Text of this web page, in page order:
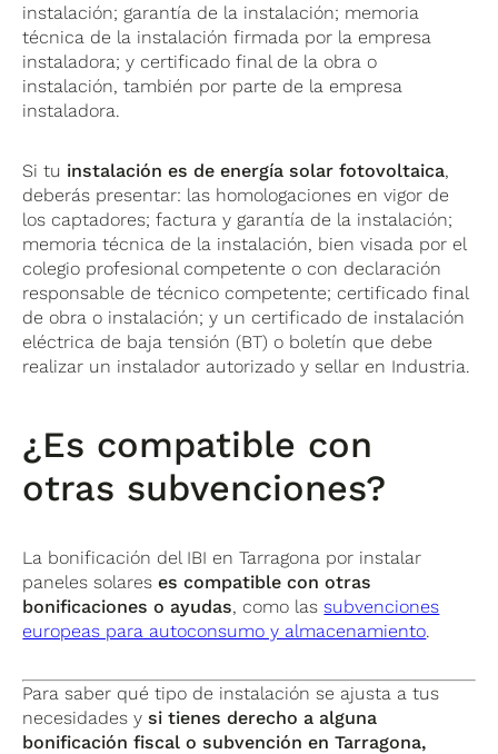
instalación; garantía de la instalación; memoria
técnica de la instalación firmada por la empresa
instaladora; y certificado final de la obra o
instalación, también por parte de la empresa
instaladora.
Si tu instalación es de energía solar fotovoltaica,
deberás presentar: las homologaciones en vigor de
los captadores; factura y garantía de la instalación;
memoria técnica de la instalación, bien visada por el
colegio profesional competente o con declaración
responsable de técnico competente; certificado final
de obra o instalación; y un certificado de instalación
eléctrica de baja tensión (BT) o boletín que debe
realizar un instalador autorizado y sellar en Industria.
¿Es compatible con
otras subvenciones?
La bonificación del IBI en Tarragona por instalar
paneles solareses compatible con otras
bonificaciones o ayudas, como lassubvenciones
europeas para autoconsumo y almacenamiento.
Para saber qué tipo de instalación se ajusta a tus
necesidades ysi tienes derecho a alguna
bonificación fiscal o subvención enTarragona,